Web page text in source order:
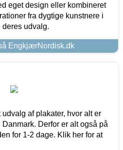
eget design eller kombineret
fra dygtige kunstnere i
deres udvalg.
EngkjærNordisk.dk
af plakater, hvor alt er
Derfor er alt også på
for 1-2 dage. Klik her for at